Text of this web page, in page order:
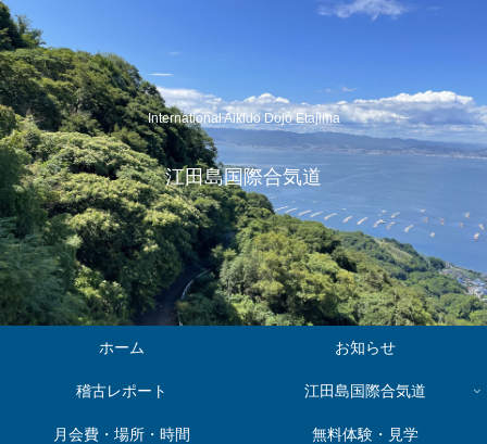
International Aikido Dojo Etajima
江田島国際合気道
ホーム お知らせ
稽古レポート 江田島国際合気道
月会費・場所・時間 無料体験・見学